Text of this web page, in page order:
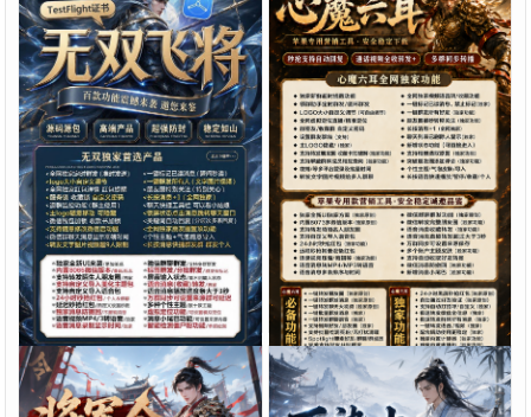
苹果微信多开软件“无双飞
将”深度评测：TF正式码+7天
退换，拍拍卡激活码商城正品
保障
¥代理12 立即购买
苹果多开软件
苹果微信多开神器推荐心魔六
耳TF版下载支持24小时秒抢
红包/防撤回
代理0.5 立即购买
苹果多开软件